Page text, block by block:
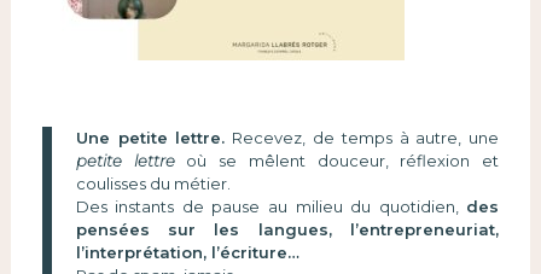
Une petite lettre. Recevez, de temps à autre, une
petite lettreoù se mêlent douceur, réflexion et
coulisses du métier.
Des instants de pause au milieu du quotidien, des
pensées sur les langues, l’entrepreneuriat,
l’interprétation, l’écriture…